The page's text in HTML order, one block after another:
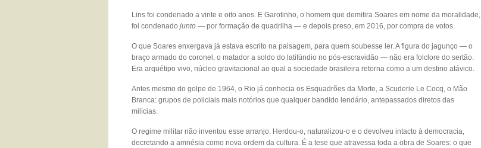
Lins foi condenado a vinte e oito anos. E Garotinho, o homem que demitira Soares em nome da moralidade,
foi condenadojunto — por formação de quadrilha — e depois preso, em 2016, por compra de votos.
O que Soares enxergava já estava escrito na paisagem, para quem soubesse ler. A figura do jagunço — o
braço armado do coronel, o matador a soldo do latifúndio no pós-escravidão — não era folclore do sertão.
Era arquétipo vivo, núcleo gravitacional ao qual a sociedade brasileira retorna como a um destino atávico.
Antes mesmo do golpe de 1964, o Rio já conhecia os Esquadrões da Morte, a Scuderie Le Cocq, o Mão
Branca: grupos de policiais mais notórios que qualquer bandido lendário, antepassados diretos das
milícias.
O regime militar não inventou esse arranjo. Herdou-o, naturalizou-o e o devolveu intacto à democracia,
decretando a amnésia como nova ordem da cultura. É a tese que atravessa toda a obra de Soares: o que